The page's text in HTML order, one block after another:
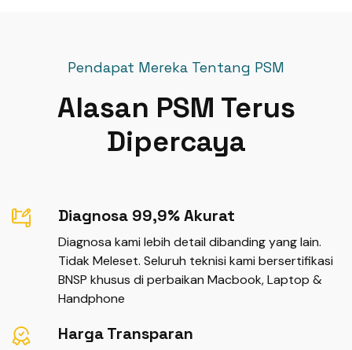
Pendapat Mereka Tentang PSM
Alasan PSM Terus
Dipercaya
Diagnosa 99,9% Akurat
Diagnosa kami lebih detail dibanding yang lain.
Tidak Meleset. Seluruh teknisi kami bersertifikasi
BNSP khusus di perbaikan Macbook, Laptop &
Handphone
Harga Transparan